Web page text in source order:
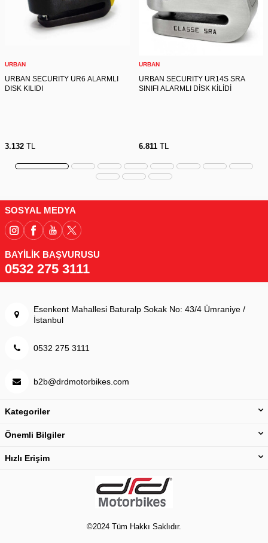
URBAN
URBAN SECURITY UR6 ALARMLI
DISK KILIDI
3.132 TL
URBAN
URBAN SECURITY UR14S SRA
SINIFI ALARMLI DİSK KİLİDİ
6.811TL
SOSYAL MEDYA
BAYİLİK BAŞVURUSU
0532 275 3111
Esenkent Mahallesi Baturalp Sokak No: 43/4 Ümraniye /
İstanbul
0532 275 3111
b2b@drdmotorbikes.com
Kategoriler
Önemli Bilgiler
Hızlı Erişim
©2024 Tüm Hakkı Saklıdır.